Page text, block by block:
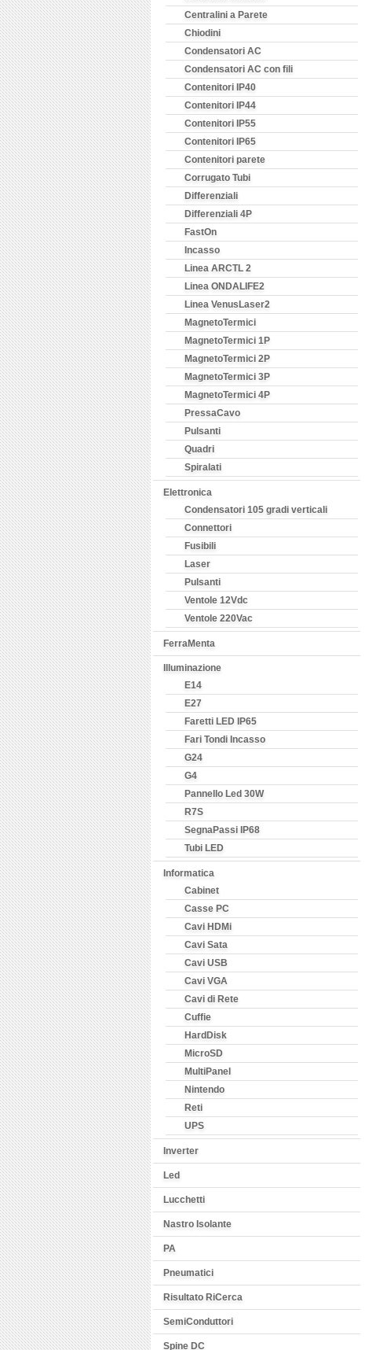
Centralini a Parete
Chiodini
Condensatori AC
Condensatori AC con fili
Contenitori IP40
Contenitori IP44
Contenitori IP55
Contenitori IP65
Contenitori parete
Corrugato Tubi
Differenziali
Differenziali 4P
FastOn
Incasso
Linea ARCTL 2
Linea ONDALIFE2
Linea VenusLaser2
MagnetoTermici
MagnetoTermici 1P
MagnetoTermici 2P
MagnetoTermici 3P
MagnetoTermici 4P
PressaCavo
Pulsanti
Quadri
Spiralati
Elettronica
Condensatori 105 gradi verticali
Connettori
Fusibili
Laser
Pulsanti
Ventole 12Vdc
Ventole 220Vac
FerraMenta
Illuminazione
E14
E27
Faretti LED IP65
Fari Tondi Incasso
G24
G4
Pannello Led 30W
R7S
SegnaPassi IP68
Tubi LED
Informatica
Cabinet
Casse PC
Cavi HDMi
Cavi Sata
Cavi USB
Cavi VGA
Cavi di Rete
Cuffie
HardDisk
MicroSD
MultiPanel
Nintendo
Reti
UPS
Inverter
Led
Lucchetti
Nastro Isolante
PA
Pneumatici
Risultato RiCerca
SemiConduttori
Spine DC